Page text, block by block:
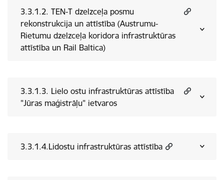
3.3.1.2. TEN-T dzelzceļa posmu
rekonstrukcija un attīstība (Austrumu-
Rietumu dzelzceļa koridora infrastruktūras
attīstība un Rail Baltica)
3.3.1.3. Lielo ostu infrastruktūras attīstība
"Jūras maģistrāļu" ietvaros
3.3.1.4.Lidostu infrastruktūras attīstība